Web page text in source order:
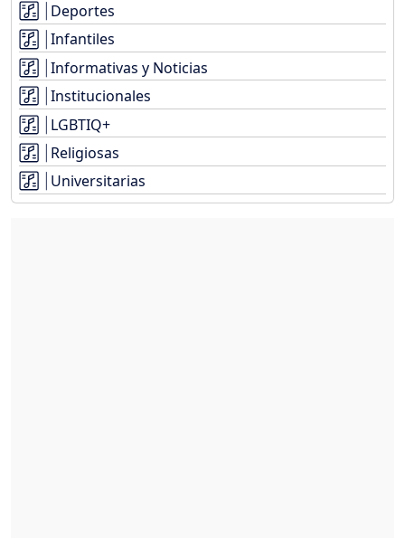
Deportes
Infantiles
Informativas y Noticias
Institucionales
LGBTIQ+
Religiosas
Universitarias